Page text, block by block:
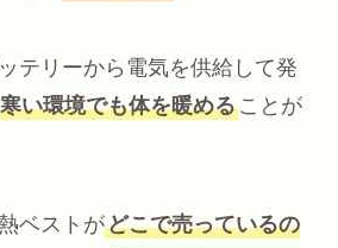
テリーから電気を供給して発
寒い環境でも体を暖めることが
ベストがどこで売っているの